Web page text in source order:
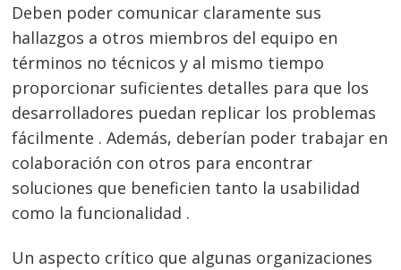
Deben poder comunicar claramente sus
hallazgos a otros miembros del equipo en
términos no técnicos y al mismo tiempo
proporcionar suficientes detalles para que los
desarrolladores puedan replicar los problemas
fácilmente . Además, deberían poder trabajar en
colaboración con otros para encontrar
soluciones que beneficien tanto la usabilidad
como la funcionalidad .
Un aspecto crítico que algunas organizaciones